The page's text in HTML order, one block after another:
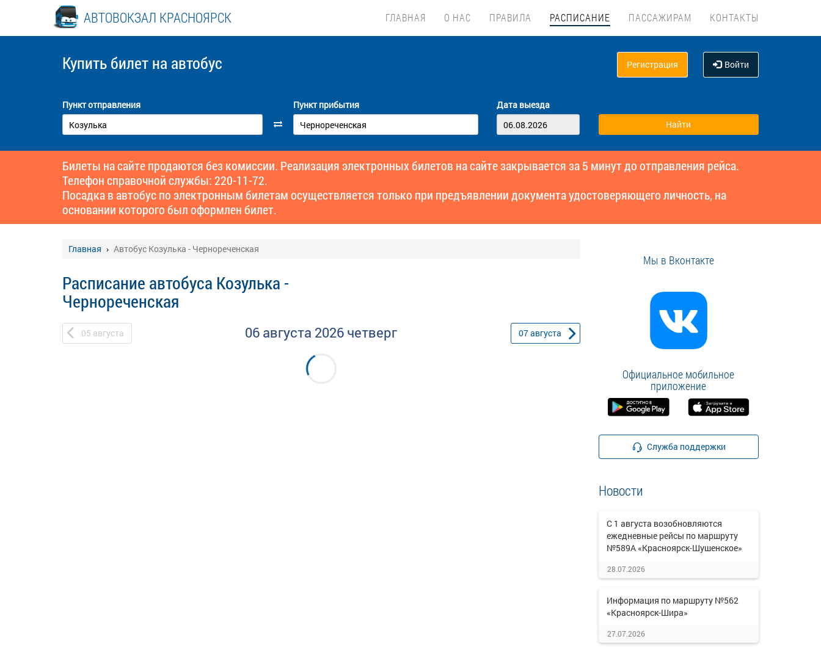
АВТОВОКЗАЛ КРАСНОЯРСК ГЛАВНАЯ О НАС ПРАВИЛА РАСПИСАНИЕ ПАССАЖИРАМ КОНТАКТЫ
Купить билет на автобус Регистрация Войти
Пункт отправления Пункт прибытия Дата выезда
Билеты на сайте продаются без комиссии. Реализация электронных билетов на сайте закрывается за 5 минут до отправления рейса.
Телефон справочной службы: 220-11-72.
Посадка в автобус по электронным билетам осуществляется только при предъявлении документа удостоверяющего личность, на
основании которого был оформлен билет.
Главная Автобус Козулька - Чернореченская
Расписание автобуса Козулька -
Чернореченская
05 августа 06 августа 2026 четверг 07августа
Мы в Вконтакте
Официальное мобильное
приложение
Служба поддержки
Новости
С 1 августа возобновляются
ежедневные рейсы по маршруту
№589А «Красноярск-Шушенское»
28.07.2026
Информация по маршруту №562
«Красноярск-Шира»
27.07.2026